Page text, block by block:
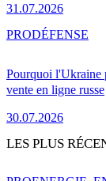
31.07.2026
Pourquoi l'Ukraine
vente en ligne russe
30.07.2026
PRODÉFENSE
LES PLUS